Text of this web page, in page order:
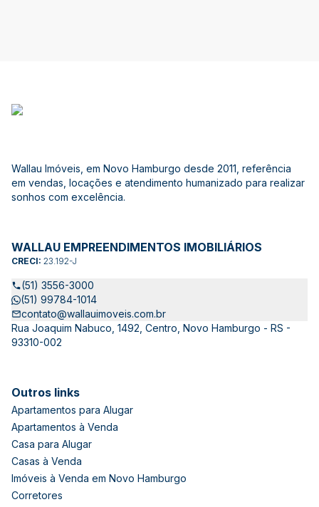
Wallau Imóveis, em Novo Hamburgo desde 2011, referência
em vendas, locações e atendimento humanizado para realizar
sonhos com excelência.
WALLAU EMPREENDIMENTOS IMOBILIÁRIOS
CRECI: 23.192-J
(51) 3556-3000
(51) 99784-1014
contato@wallauimoveis.com.br
Rua Joaquim Nabuco, 1492, Centro, Novo Hamburgo - RS -
93310-002
Outros links
Apartamentos para Alugar
Apartamentos à Venda
Casa para Alugar
Casas à Venda
Imóveis à Venda em Novo Hamburgo
Corretores